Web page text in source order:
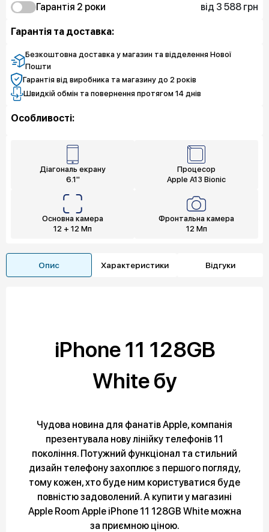
Захист від браку
2 018 грн
Чистий спокій
Гарантія 2 роки
від 3 588 грн
Захист екрану
Чистий спокій
4 934 грн
Гарантія та доставка:
Безкоштовна доставка у магазин та відделення Нової
Пошти
Гарантія від виробника та магазину до 2 років
Швидкій обмін та повернення протягом 14 днів
Особливості:
Діагональ екрану
6.1"
Процесор
Apple A13 Bionic
Основна камера
12 + 12 Мп
Фронтальна камера
12 Мп
Опис Характеристики Відгуки
iPhone 11 128GB
White бу
Чудова новина для фанатів Apple, компанія
презентувала нову лінійку телефонів 11
покоління. Потужний функціонал та стильний
дизайн телефону захоплює з першого погляду,
тому кожен, хто буде ним користуватися буде
повністю задоволений. А купити у магазині
Apple Room Apple iPhone 11 128GB White можна
за приємною ціною.